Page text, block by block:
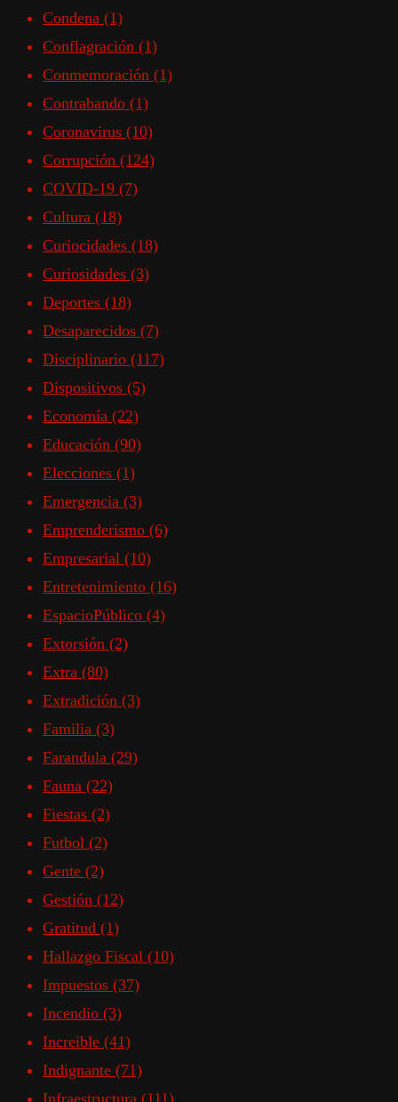
Condena (1)
Conflagración (1)
Conmemoración (1)
Contrabando (1)
Coronavirus (10)
Corrupción (124)
COVID-19 (7)
Cultura (18)
Curiocidades (18)
Curiosidades (3)
Deportes (18)
Desaparecidos (7)
Disciplinario (117)
Dispositivos (5)
Economía (22)
Educación (90)
Elecciones (1)
Emergencia (3)
Emprenderismo (6)
Empresarial (10)
Entretenimiento (16)
EspacioPúblico (4)
Extorsión (2)
Extra (80)
Extradición (3)
Familia (3)
Farandula (29)
Fauna (22)
Fiestas (2)
Futbol (2)
Gente (2)
Gestión (12)
Gratitud (1)
Hallazgo Fiscal (10)
Impuestos (37)
Incendio (3)
Increible (41)
Indignante (71)